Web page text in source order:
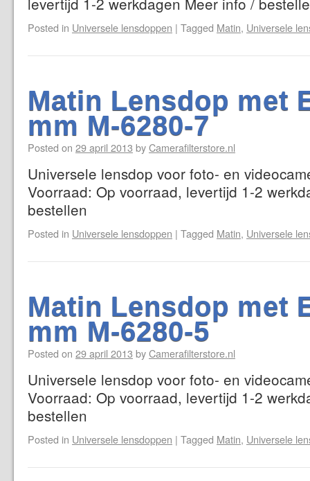
Posted in Universele lensdoppen | Tagged Matin, Universele
Matin Lensdop met
mm M-6280-7
Posted on 29 april 2013 byCamerafilterstore.nl
Universele lensdop voor foto- en
Voorraad: Op voorraad, levertijd 1-2
bestellen
Posted in Universele lensdoppen | Tagged Matin, Universele
Matin Lensdop met
mm M-6280-5
Posted on 29 april 2013 byCamerafilterstore.nl
Universele lensdop voor foto- en
Voorraad: Op voorraad, levertijd 1-2
bestellen
Posted in Universele lensdoppen | Tagged Matin, Universele